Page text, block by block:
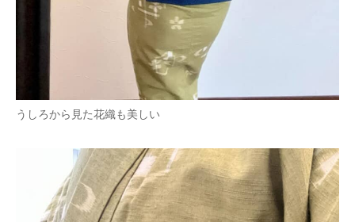
うしろから見た花織も美しい